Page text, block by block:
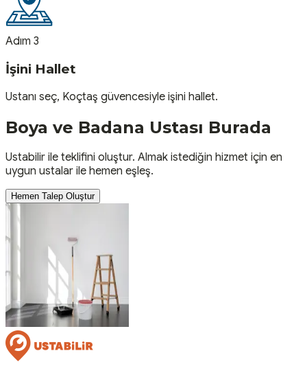
Adım 3
İşini Hallet
Ustanı seç, Koçtaş güvencesiyle işini hallet.
Boya ve Badana Ustası Burada
Ustabilir ile teklifini oluştur. Almak istediğin hizmet için en
uygun ustalar ile hemen eşleş.
Hemen Talep Oluştur